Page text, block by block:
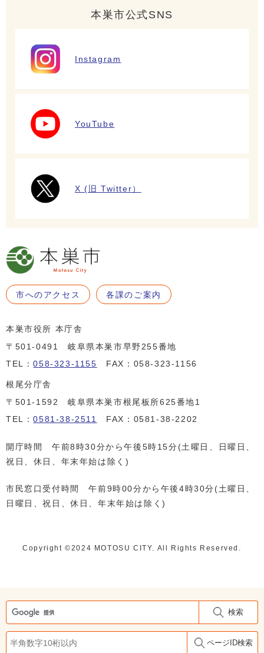
検索
ページID検索
本巣市公式SNS
Instagram
YouTube
X (旧 Twitter）
市へのアクセス 各課のご案内
本巣市役所 本庁舎
〒501-0491 岐阜県本巣市早野255番地
TEL：058-323-1155 FAX：058-323-1156
根尾分庁舎
〒501-1592 岐阜県本巣市根尾板所625番地1
TEL：0581-38-2511 FAX：0581-38-2202
開庁時間 午前8時30分から午後5時15分(土曜日、日曜日、
祝日、休日、年末年始は除く)
市民窓口受付時間 午前9時00分から午後4時30分(土曜日、
日曜日、祝日、休日、年末年始は除く)
Copyright ©️2024 MOTOSU CITY. All Rights Reserved.